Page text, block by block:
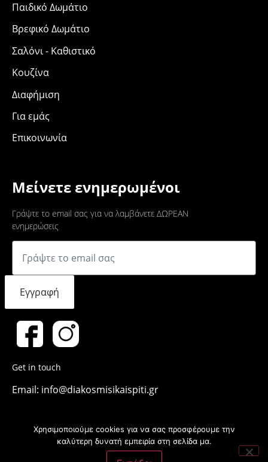
Μείνετε ενημερωμένοι
Γράψτε το email σας για να λαμβάνετε ΔΩΡΕΑΝ
ενημερώσεις
Εγγραφή
Get in touch
Email: info@diakosmisikaispiti.gr
Παιδικό Δωμάτιο
Βρεφικό Δωμάτιο
Σαλόνι - Καθιστικό
Κουζίνα
Διαφήμιση
Για εμάς
Επικοινωνία
Copyright © 2011-2023 Διακόσμηση και Σπίτι. Κατασκευή και
Χρησιμοποιούμε cookies για να σας προσφέρουμε την
καλύτερη δυνατή εμπειρία στη σελίδα μα.